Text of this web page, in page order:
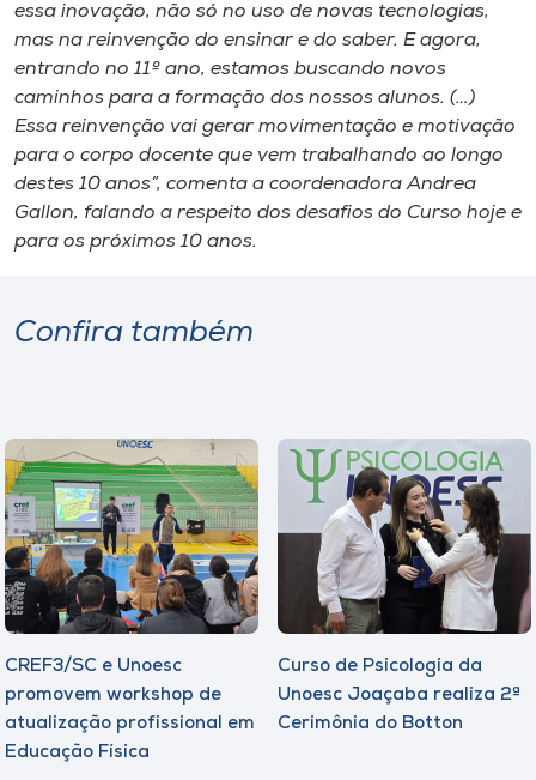
essa inovação, não só no uso de novas tecnologias,
mas na reinvenção do ensinar e do saber. E agora,
entrando no 11º ano, estamos buscando novos
caminhos para a formação dos nossos alunos. (…)
Essa reinvenção vai gerar movimentação e motivação
para o corpo docente que vem trabalhando ao longo
destes 10 anos”, comenta a coordenadora Andrea
Gallon, falando a respeito dos desafios do Curso hoje e
para os próximos 10 anos.
Confira também
CREF3/SC e Unoesc
promovem workshop de
atualização profissional em
Educação Física
Curso de Psicologia da
Unoesc Joaçaba realiza 2ª
Cerimônia do Botton